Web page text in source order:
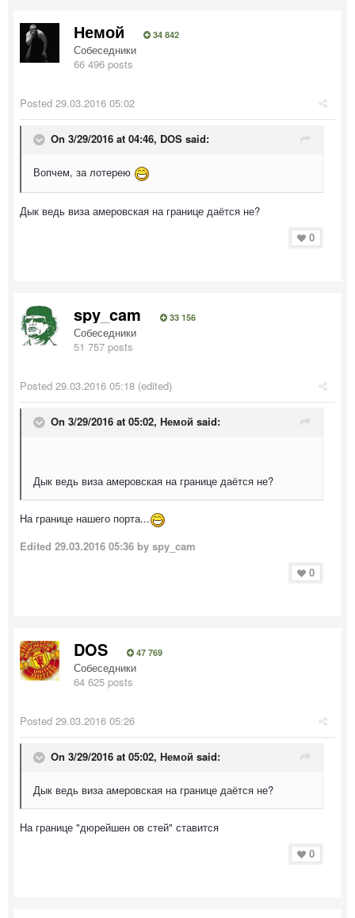
Немой 34 842
Собеседники
66 496 posts
Posted 29.03.2016 05:02
On 3/29/2016 at 04:46, DOS said:
Вопчем, за лотерею
Дык ведь виза амеровская на границе даётся не?
0
spy_cam 33 156
Собеседники
51 757 posts
Posted 29.03.2016 05:18 (edited)
On 3/29/2016 at 05:02, Немой said:
Дык ведь виза амеровская на границе даётся не?
На границе нашего порта...
Edited 29.03.2016 05:36 by spy_cam
0
DOS 47 769
Собеседники
64 625 posts
Posted 29.03.2016 05:26
On 3/29/2016 at 05:02, Немой said:
Дык ведь виза амеровская на границе даётся не?
На границе "дюрейшен ов стей" ставится
0